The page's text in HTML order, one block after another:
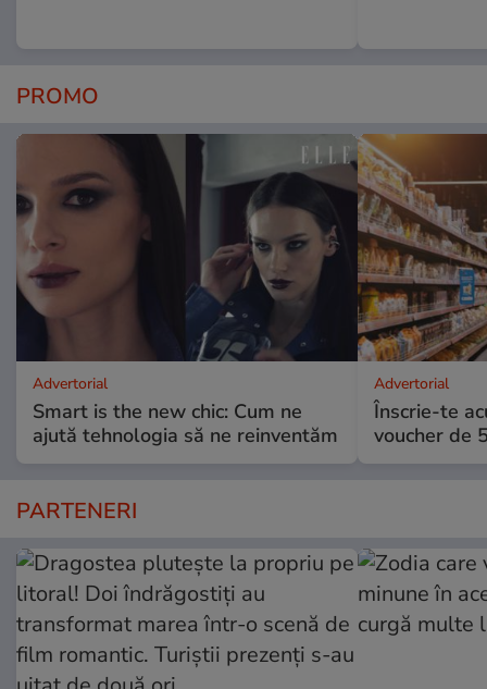
PROMO
Advertorial
Smart is the new chic: Cum ne
ajută tehnologia să ne reinventăm
Advertorial
Înscrie-te
voucher de
PARTENERI